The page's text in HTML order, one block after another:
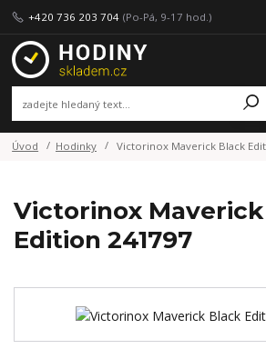
+420 736 203 704 (Po-Pá, 9-17 hod.)
Úvod Hodinky Victorinox Maverick Black
Victorinox
Edition 241797